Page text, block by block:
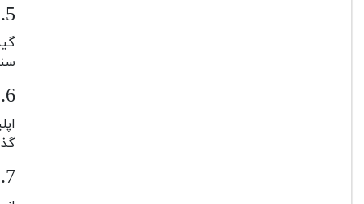
5.
6.
7.